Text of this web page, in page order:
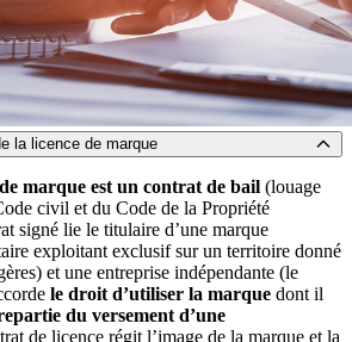
la licence de marque
marque est un contrat de bail (louage
civil et du Code de la Propriété
signé lie le titulaire d’une marque
exploitant exclusif sur un territoire donné
et une entreprise indépendante (le
le droit d’utiliser la marque dont il
du versement d’une
de licence régit l’image de la marque et la